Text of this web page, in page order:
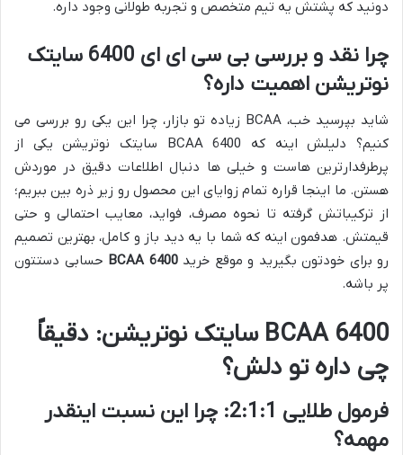
دونید که پشتش یه تیم متخصص و تجربه طولانی وجود داره.
چرا نقد و بررسی بی سی ای ای 6400 سایتک
نوتریشن اهمیت داره؟
شاید بپرسید خب، BCAA زیاده تو بازار، چرا این یکی رو بررسی می
کنیم؟ دلیلش اینه که BCAA 6400 سایتک نوتریشن یکی از
پرطرفدارترین هاست و خیلی ها دنبال اطلاعات دقیق در موردش
هستن. ما اینجا قراره تمام زوایای این محصول رو زیر ذره بین ببریم؛
از ترکیباتش گرفته تا نحوه مصرف، فواید، معایب احتمالی و حتی
قیمتش. هدفمون اینه که شما با یه دید باز و کامل، بهترین تصمیم
رو برای خودتون بگیرید و موقع خریدBCAA 6400 حسابی دستتون
پر باشه.
BCAA 6400 سایتک نوتریشن: دقیقاً
چی داره تو دلش؟
فرمول طلایی 2:1:1: چرا این نسبت اینقدر
مهمه؟